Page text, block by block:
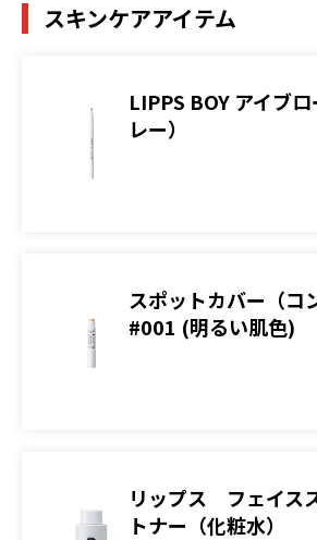
スキンケアアイテム
LIPPS BOY アイブ
レー）
スポットカバー（コ
#001 (明るい肌色)
リップス フェイス
トナー（化粧水）